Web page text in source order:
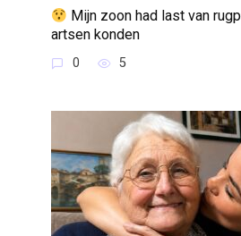
Mijn zoon had last van
artsen konden
0 5